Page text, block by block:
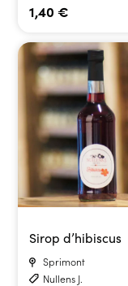
1,40€
Sirop d’hibiscus
Sprimont
Nullens J.